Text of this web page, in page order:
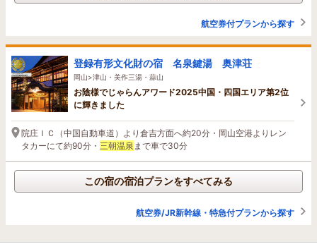
航空券付プランから探す
登録有形文化財の宿 名泉鍵湯 奥津荘
岡山>津山・美作三湯・蒜山
お陰様でじゃらんアワード2025中国・四国エリア第2位
に輝きました
院庄ＩＣ（中国自動車道）より倉吉方面へ約20分・岡山空港よりレン
タカーにて約90分・ 三朝温泉 まで車で30分
この宿の宿泊プランをすべてみる
航空券/JR新幹線・特急付プランから探す